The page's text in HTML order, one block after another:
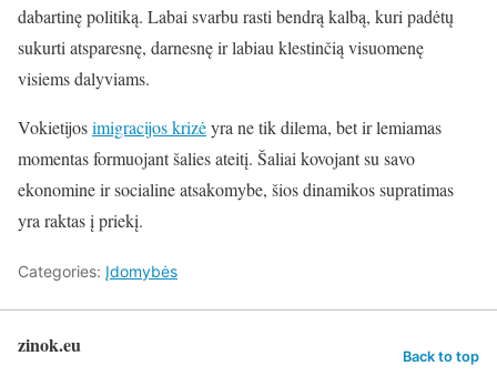
dabartinę politiką. Labai svarbu rasti bendrą kalbą, kuri padėtų
sukurti atsparesnę, darnesnę ir labiau klestinčią visuomenę
visiems dalyviams.
Vokietijosimigracijos krizėyra ne tik dilema, bet ir lemiamas
momentas formuojant šalies ateitį. Šaliai kovojant su savo
ekonomine ir socialine atsakomybe, šios dinamikos supratimas
yra raktas į priekį.
Categories: Įdomybės
zinok.eu Back to top